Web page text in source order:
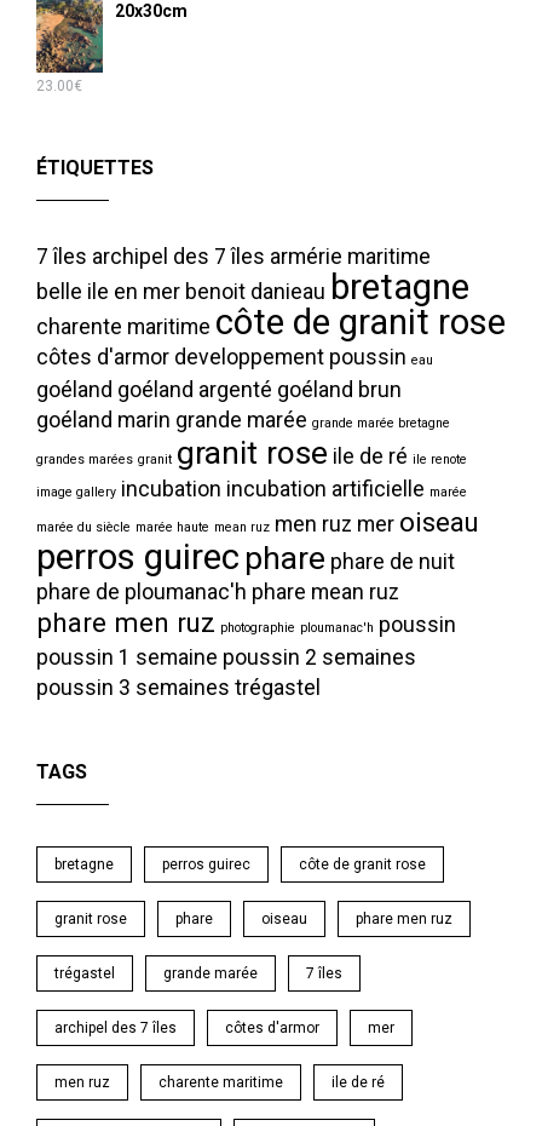
20x30cm
23.00€
ÉTIQUETTES
7 îles archipel des 7 îles armérie maritime
belle ile en mer benoit danieau bretagne
charente maritime côte de granit rose
côtes d'armor developpement poussin eau
goéland goéland argenté goéland brun
goéland marin grande marée grande marée bretagne
grandes marées granit granit rose ile de ré ile renote
image gallery incubation incubation artificielle marée
marée du siècle marée haute mean ruz men ruz mer oiseau
perros guirec phare phare de nuit
phare de ploumanac'h phare mean ruz
phare men ruz photographie ploumanac'h poussin
poussin 1 semaine poussin 2 semaines
poussin 3 semaines trégastel
TAGS
bretagne perros guirec côte de granit rose
granit rose phare oiseau phare men ruz
trégastel grande marée 7 îles
archipel des 7 îles côtes d'armor mer
men ruz charente maritime ile de ré